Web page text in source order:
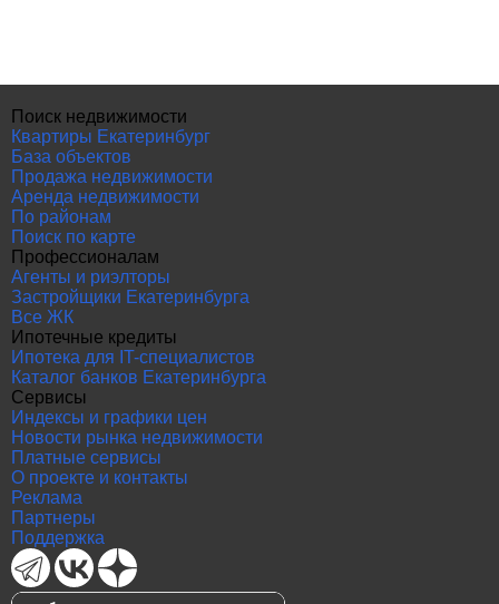
Поиск недвижимости
Квартиры Екатеринбург
База объектов
Продажа недвижимости
Аренда недвижимости
По районам
Поиск по карте
Профессионалам
Агенты и риэлторы
Застройщики Екатеринбурга
Все ЖК
Ипотечные кредиты
Ипотека для IT-специалистов
Каталог банков Екатеринбурга
Сервисы
Индексы и графики цен
Новости рынка недвижимости
Платные сервисы
О проекте и контакты
Реклама
Партнеры
Поддержка